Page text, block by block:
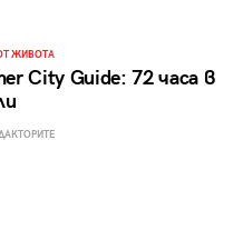
ЖИВОТА
City Guide: 72 часа в